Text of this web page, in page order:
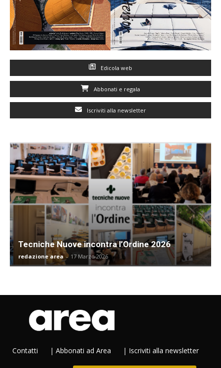
Edicola web
Abbonati e regala
Iscriviti alla newsletter
Tecniche Nuove incontra l’Ordine 2026
redazione area - 17 Marzo 2026
Contatti | Abbonati ad Area | Iscriviti alla newsletter